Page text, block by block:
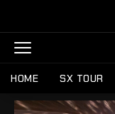
HOME SX TOUR